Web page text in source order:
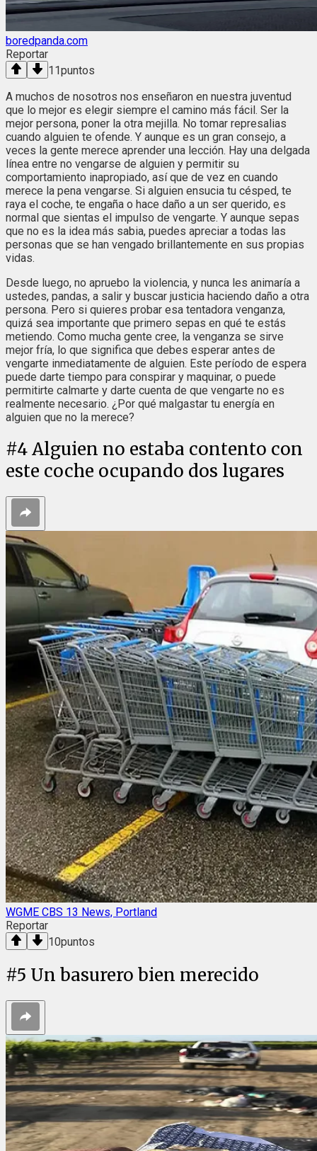
boredpanda.com
Reportar
11puntos
A muchos de nosotros nos enseñaron en nuestra juventud
que lo mejor es elegir siempre el camino más fácil. Ser la
mejor persona, poner la otra mejilla. No tomar represalias
cuando alguien te ofende. Y aunque es un gran consejo, a
veces la gente merece aprender una lección. Hay una delgada
línea entre no vengarse de alguien y permitir su
comportamiento inapropiado, así que de vez en cuando
merece la pena vengarse. Si alguien ensucia tu césped, te
raya el coche, te engaña o hace daño a un ser querido, es
normal que sientas el impulso de vengarte. Y aunque sepas
que no es la idea más sabia, puedes apreciar a todas las
personas que se han vengado brillantemente en sus propias
vidas.
Desde luego, no apruebo la violencia, y nunca les animaría a
ustedes, pandas, a salir y buscar justicia haciendo daño a otra
persona. Pero si quieres probar esa tentadora venganza,
quizá sea importante que primero sepas en qué te estás
metiendo. Como mucha gente cree, la venganza se sirve
mejor fría, lo que significa que debes esperar antes de
vengarte inmediatamente de alguien. Este período de espera
puede darte tiempo para conspirar y maquinar, o puede
permitirte calmarte y darte cuenta de que vengarte no es
realmente necesario. ¿Por qué malgastar tu energía en
alguien que no la merece?
#4Alguien no estaba contento con
este coche ocupando dos lugares
WGME CBS 13 News, Portland
Reportar
10puntos
#5 Un basurero bien merecido